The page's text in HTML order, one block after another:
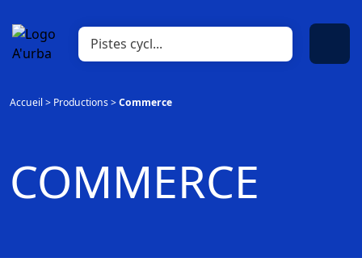
Accueil> Productions>Commerce
COMMERCE